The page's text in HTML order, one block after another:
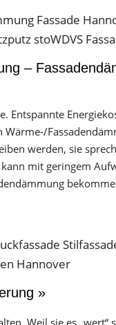
–
Entspannte
werden, sie
kann mit geringem
»
Weil sie es „wert“